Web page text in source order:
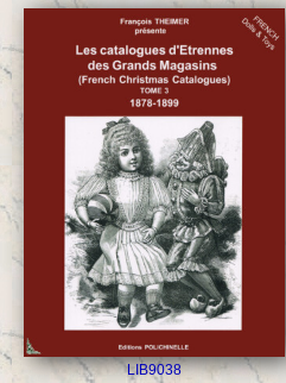
LIB9038